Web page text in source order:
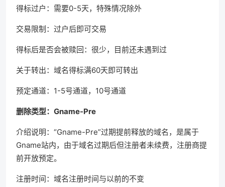
得标过户：需要0-5天，特殊情况除外
交易限制：过户后即可交易
得标后是否会被赎回：很少，目前还未遇到过
关于转出：域名得标满60天即可转出
预定通道：1-5号通道，10号通道
删除类型：Gname-Pre
介绍说明：“Gname-Pre”过期提前释放的域名，是属于
Gname站内，由于域名过期后但注册者未续费，注册商提
前开放预定。
注册时间：域名注册时间与以前的不变